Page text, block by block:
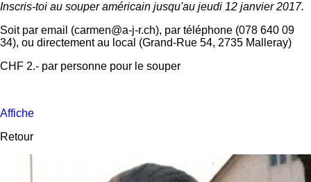
Inscris-toi au souper américain jusqu'au jeudi 12 janvier 2017.
Soit par email (carmen@a-j-r.ch), par téléphone (078 640 09
34), ou directement au local (Grand-Rue 54, 2735 Malleray)
CHF 2.- par personne pour le souper
Affiche
Retour